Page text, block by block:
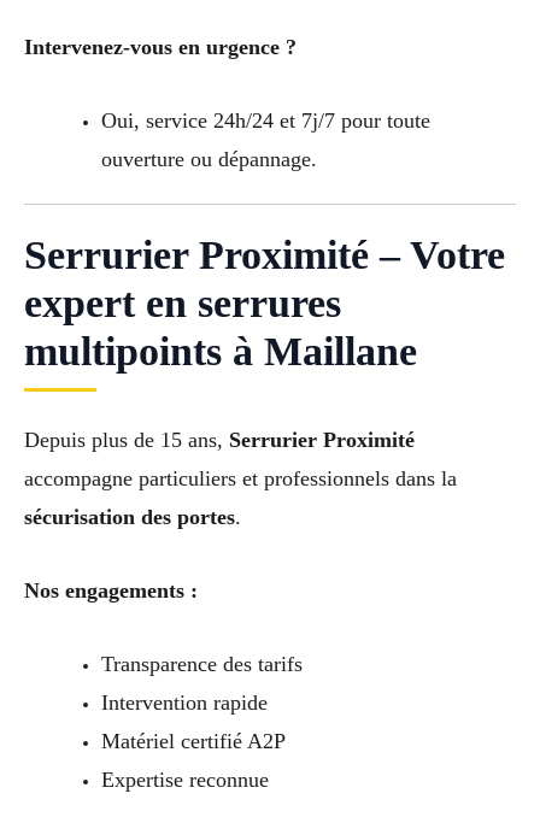
Intervenez-vous en urgence ?
Oui, service 24h/24 et 7j/7 pour toute
ouverture ou dépannage.
Serrurier Proximité – Votre
expert en serrures
multipoints à Maillane
Depuis plus de 15 ans, Serrurier Proximité
accompagne particuliers et professionnels dans la
sécurisation des portes.
Nos engagements :
Transparence des tarifs
Intervention rapide
Matériel certifié A2P
Expertise reconnue